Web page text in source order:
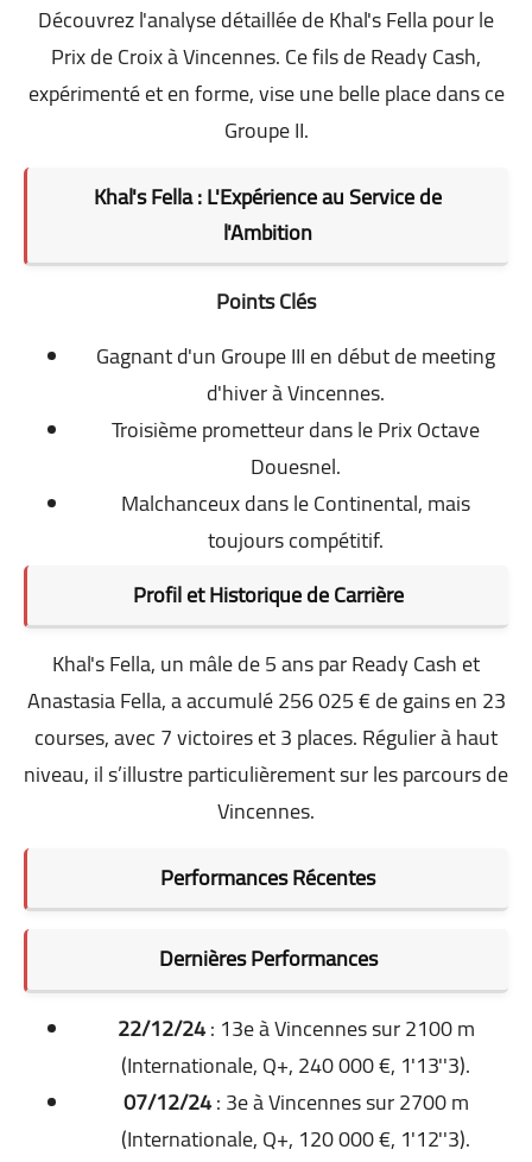
Découvrez l'analyse détaillée de Khal's Fella pour le
Prix de Croix à Vincennes. Ce fils de Ready Cash,
expérimenté et en forme, vise une belle place dans ce
Groupe II.
Khal's Fella : L'Expérience au Service de
l'Ambition
Points Clés
Gagnant d'un Groupe III en début de meeting
d'hiver à Vincennes.
Troisième prometteur dans le Prix Octave
Douesnel.
Malchanceux dans le Continental, mais
toujours compétitif.
Profil et Historique de Carrière
Khal's Fella, un mâle de 5 ans par Ready Cash et
Anastasia Fella, a accumulé 256 025 € de gains en 23
courses, avec 7 victoires et 3 places. Régulier à haut
niveau, il s’illustre particulièrement sur les parcours de
Vincennes.
Performances Récentes
Dernières Performances
22/12/24: 13e à Vincennes sur 2100 m
(Internationale, Q+, 240 000 €, 1'13''3).
07/12/24: 3e à Vincennes sur 2700 m
(Internationale, Q+, 120 000 €, 1'12''3).